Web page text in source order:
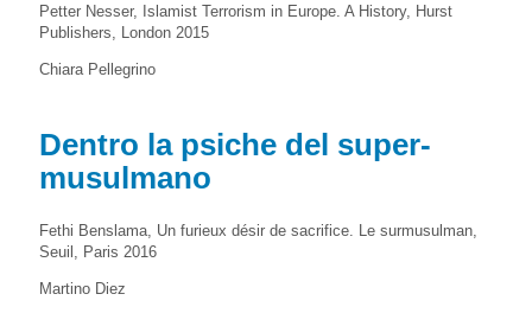
Petter Nesser, Islamist Terrorism in Europe. A History, Hurst
Publishers, London 2015
Chiara Pellegrino
Dentro la psiche del super-
musulmano
Fethi Benslama, Un furieux désir de sacrifice. Le surmusulman,
Seuil, Paris 2016
Martino Diez